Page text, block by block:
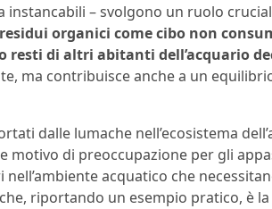
instancabili – svolgono un ruolo
organici come cibo non
resti di altri abitanti dell’acquario
ma contribuisce anche a un
dalle lumache nell’ecosistema
di preoccupazione per gli
acquatico che
riportando un esempio pratico, è